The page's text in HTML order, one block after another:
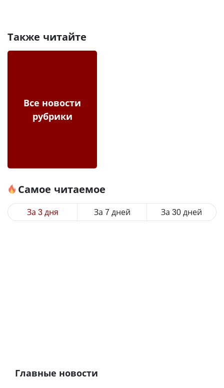
Также читайте
Все новости
рубрики
Самое читаемое
За 3 дня За 7 дней За 30 дней
Главные новости